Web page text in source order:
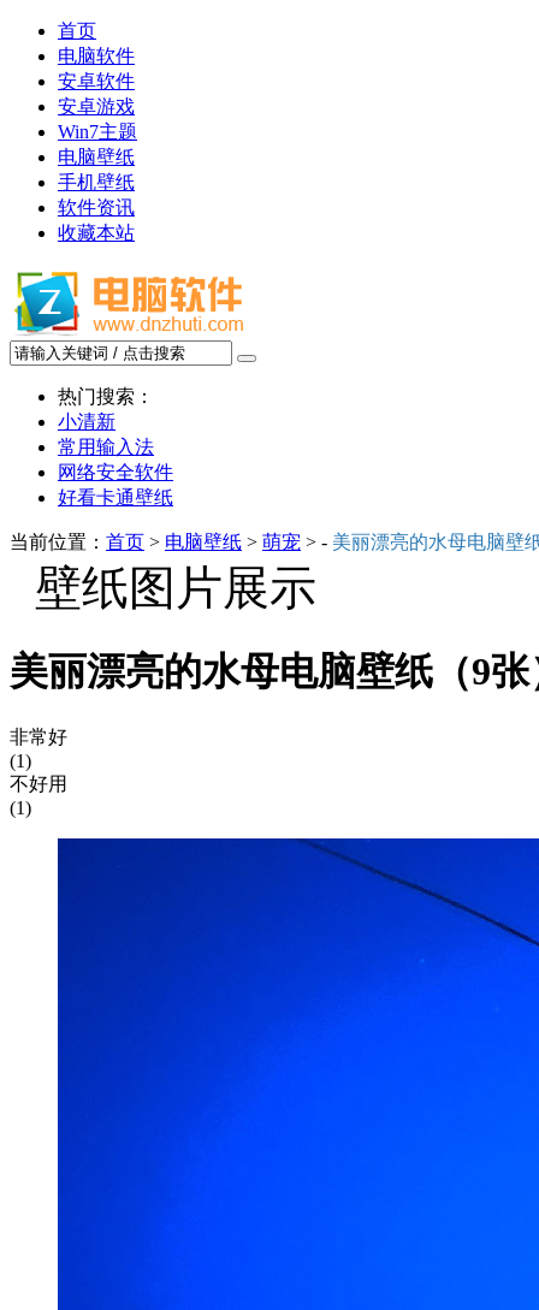
首页
电脑软件
安卓软件
安卓游戏
Win7主题
电脑壁纸
手机壁纸
软件资讯
收藏本站
热门搜索：
小清新
常用输入法
网络安全软件
好看卡通壁纸
当前位置： 首页 > 电脑壁纸 > 萌宠 > - 美丽漂亮的水母电脑壁
壁纸图片展示
美丽漂亮的水母电脑壁纸（9张
非常好
(1)
不好用
(1)